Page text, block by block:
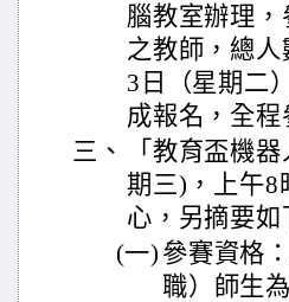
腦教室辦理
之教師，總
3日（星期二
成報名，全
三、
「教育盃機
期三)，上午8
心，另摘要
(一) 參賽資格
職）師生